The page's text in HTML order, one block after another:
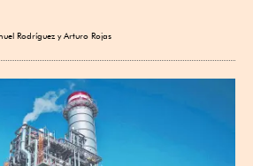
Rodríguez yArturo Rojas